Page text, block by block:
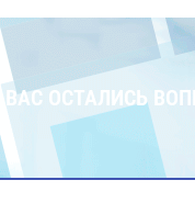
У ВАС ОСТАЛИСЬ